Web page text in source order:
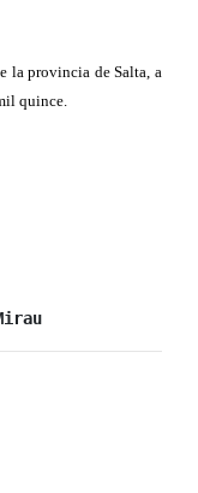
la provincia de Salta, a
quince.